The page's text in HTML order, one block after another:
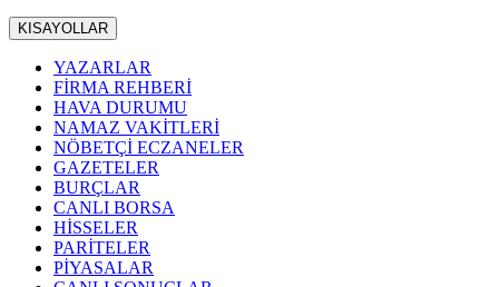
KISAYOLLAR
YAZARLAR
FİRMA REHBERİ
HAVA DURUMU
NAMAZ VAKİTLERİ
NÖBETÇİ ECZANELER
GAZETELER
BURÇLAR
CANLI BORSA
HİSSELER
PARİTELER
PİYASALAR